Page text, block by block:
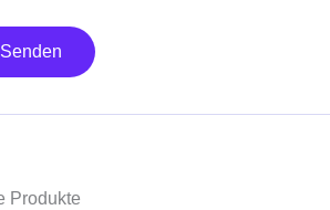
Produkte